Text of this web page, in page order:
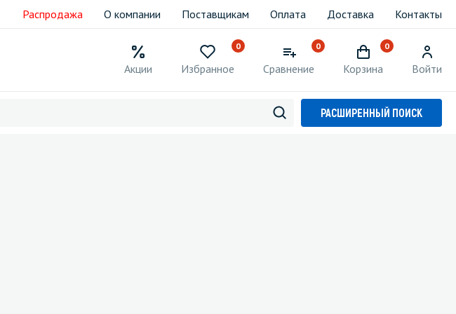
Распродажа О компании Поставщикам Оплата Доставка Контакты
Акции
0
Избранное
0
Сравнение
0
Корзина Войти
РАСШИРЕННЫЙ ПОИСК